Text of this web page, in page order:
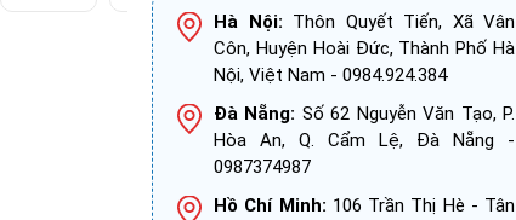
Hà Nội: Thôn Quyết Tiến, Xã Vân
Côn, Huyện Hoài Đức, Thành Phố Hà
Nội, Việt Nam - 0984.924.384
Đà Nẵng: Số 62 Nguyễn Văn Tạo, P.
Hòa An, Q. Cẩm Lệ, Đà Nẵng -
0987374987
Hồ Chí Minh: 106 Trần Thị Hè - Tân